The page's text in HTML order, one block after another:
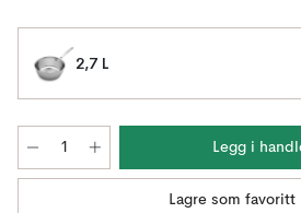
2,7 L
Legg i
Lagre som favoritt